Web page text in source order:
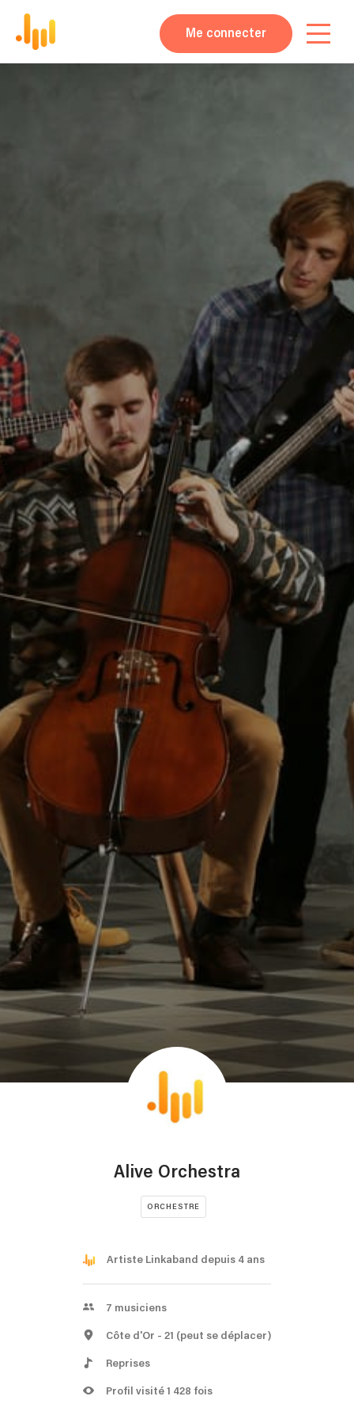
Me connecter
Alive Orchestra
ORCHESTRE
Artiste Linkaband depuis 4 ans
7 musiciens
Côte d'Or - 21 (peut se déplacer)
Reprises
Profil visité 1 428 fois